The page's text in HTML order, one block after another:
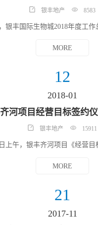
银丰地产 8583
银丰国际生物城2018年度工
建设有限公司董事长霍树征及
MORE
12
2018-01
河项目经营目标签约
银丰地产 15911
上午，银丰齐河项目《经营
限公司总经理赵仁波签订了《
地产集团入驻德州市场的开山
MORE
21
2017-11